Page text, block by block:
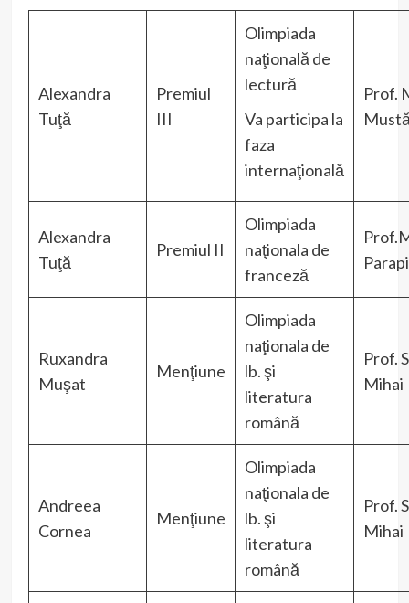
Alexandra
Tuţă
Premiul
III
Olimpiada
naţională de
lectură
Va participa la
faza
internaţională
Prof.
Alexandra
Tuţă
Premiul II
Olimpiada
naţionala de
franceză
Ruxandra
Muşat
Menţiune
Olimpiada
naţionala de
lb. şi
literatura
română
Prof.
Mihai
Andreea
Cornea
Menţiune
Olimpiada
naţionala de
lb. şi
literatura
română
Prof.
Mihai